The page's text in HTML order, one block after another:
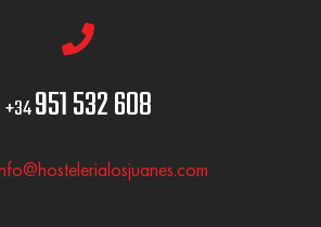
+34951 532 608